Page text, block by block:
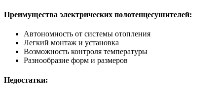
Преимущества электрических полотенцесушителей:
Автономность от системы отопления
Легкий монтаж и установка
Возможность контроля температуры
Разнообразие форм и размеров
Недостатки: